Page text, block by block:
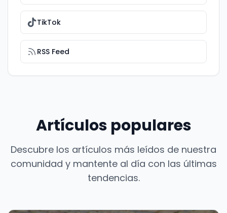
TikTok
RSS Feed
Artículos populares
Descubre los artículos más leídos de nuestra
comunidad y mantente al día con las últimas
tendencias.